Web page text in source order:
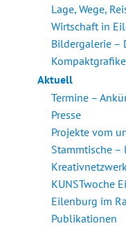
Lage, Wege,
Wirtschaft in
Bildergalerie –
Aktuell
Termine –
Presse
Projekte vom
Stammtische
KUNSTwoche
Eilenburg im
Publikationen